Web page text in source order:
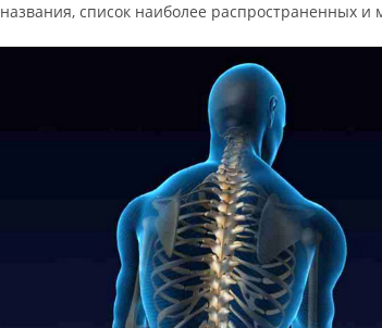
список наиболее распространенных и